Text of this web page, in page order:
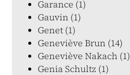
Garance (1)
Gauvin (1)
Genet (1)
Geneviève Brun (14)
Geneviève Nakach (1)
Genia Schultz (1)